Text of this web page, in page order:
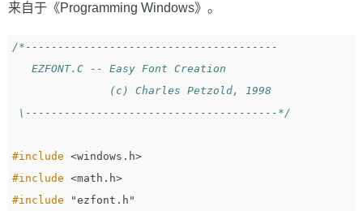
来自于《Programming Windows》。
/*---------------------------------------
\---------------------------------------*/
#include <windows.h>
#include <math.h>
#include
"ezfont.h"